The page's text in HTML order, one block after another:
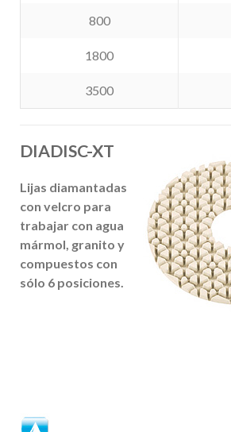
800
1800
3500
DIADISC-XT
Lijas diamantadas
con velcro para
trabajar con agua
mármol, granito y
compuestos con
sólo 6 posiciones.